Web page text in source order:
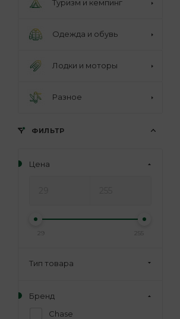
Туризм и кемпинг
Одежда и обувь
Лодки и моторы
Разное
ФИЛЬТР
Цена
29 255
Тип товара
Бренд
Chase